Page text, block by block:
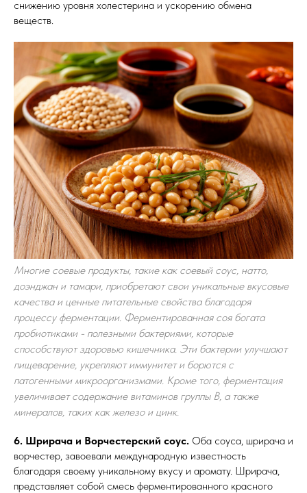
снижению уровня холестерина и ускорению обмена
веществ.
Многие соевые продукты, такие как соевый соус, натто,
доэнджан и тамари, приобретают свои уникальные вкусовые
качества и ценные питательные свойства благодаря
процессу ферментации. Ферментированная соя богата
пробиотиками - полезными бактериями, которые
способствуют здоровью кишечника. Эти бактерии улучшают
пищеварение, укрепляют иммунитет и борются с
патогенными микроорганизмами. Кроме того, ферментация
увеличивает содержание витаминов группы B, а также
минералов, таких как железо и цинк.
6. Шрирача и Ворчестерский соус. Оба соуса, шрирача и
ворчестер, завоевали международную известность
благодаря своему уникальному вкусу и аромату. Шрирача,
представляет собой смесь ферментированного красного